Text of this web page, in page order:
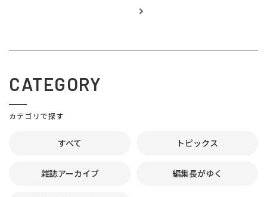
CATEGORY
カテゴリで探す
すべて トピックス
雑誌アーカイブ 編集長がゆく